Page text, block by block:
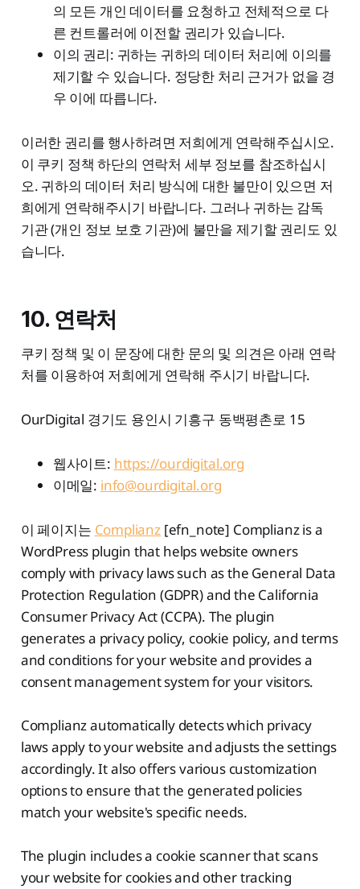
의 모든 개인 데이터를 요청하고 전체적으로 다
른 컨트롤러에 이전할 권리가 있습니다.
이의 권리: 귀하는 귀하의 데이터 처리에 이의를
제기할 수 있습니다. 정당한 처리 근거가 없을 경
우 이에 따릅니다.
이러한 권리를 행사하려면 저희에게 연락해주십시오.
이 쿠키 정책 하단의 연락처 세부 정보를 참조하십시
오. 귀하의 데이터 처리 방식에 대한 불만이 있으면 저
희에게 연락해주시기 바랍니다. 그러나 귀하는 감독
기관 (개인 정보 보호 기관)에 불만을 제기할 권리도 있
습니다.
10. 연락처
쿠키 정책 및 이 문장에 대한 문의 및 의견은 아래 연락
처를 이용하여 저희에게 연락해 주시기 바랍니다.
OurDigital 경기도 용인시 기흥구 동백평촌로 15
웹사이트: https://ourdigital.org
이메일: info@ourdigital.org
이 페이지는 Complianz [efn_note] Complianz is a
WordPress plugin that helps website owners
comply with privacy laws such as the General Data
Protection Regulation (GDPR) and the California
Consumer Privacy Act (CCPA). The plugin
generates a privacy policy, cookie policy, and terms
and conditions for your website and provides a
consent management system for your visitors.
Complianz automatically detects which privacy
laws apply to your website and adjusts the settings
accordingly. It also offers various customization
options to ensure that the generated policies
match your website's specific needs.
The plugin includes a cookie scanner that scans
your website for cookies and other tracking